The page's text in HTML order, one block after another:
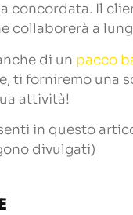
concordata. Il
collaborerà a
di un pacco
ti forniremo una
attività!
in questo
divulgati)